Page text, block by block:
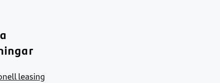
leasing